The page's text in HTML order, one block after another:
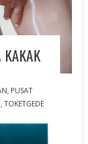
KAKAK
, PUSAT
,TOKETGEDE